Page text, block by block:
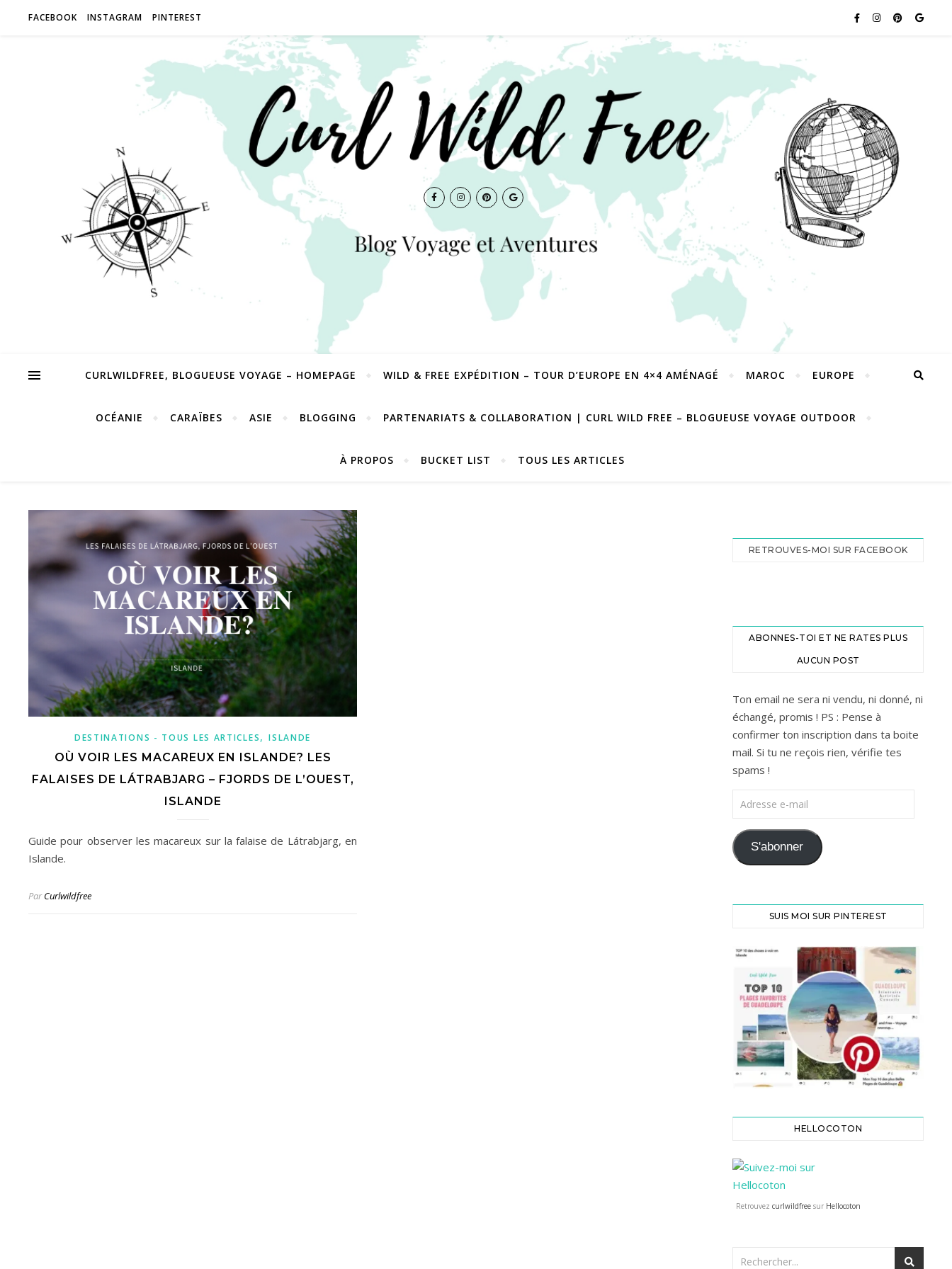
FACEBOOK INSTAGRAM PINTEREST
CURLWILDFREE, BLOGUEUSE VOYAGE – HOMEPAGE WILD & FREE EXPÉDITION – TOUR D’EUROPE EN 4×4 AMÉNAGÉ MAROC EUROPE
OCÉANIE CARAÏBES ASIE BLOGGING PARTENARIATS & COLLABORATION | CURL WILD FREE – BLOGUEUSE VOYAGE OUTDOOR
À PROPOS BUCKET LIST TOUS LES ARTICLES
DESTINATIONS - TOUS LES ARTICLES,ISLANDE
OÙ VOIR LES MACAREUX EN ISLANDE? LES
FALAISES DE LÁTRABJARG – FJORDS DE L’OUEST,
ISLANDE
Guide pour observer les macareux sur la falaise de Látrabjarg, en
Islande.
ParCurlwildfree
RETROUVES-MOI SUR FACEBOOK
ABONNES-TOI ET NE RATES PLUS
AUCUN POST
Ton email ne sera ni vendu, ni donné, ni
échangé, promis ! PS : Pense à
confirmer ton inscription dans ta boite
mail. Si tu ne reçois rien, vérifie tes
spams !
Adresse e-mail
S'abonner
SUIS MOI SUR PINTEREST
HELLOCOTON
Retrouvez curlwildfree sur Hellocoton